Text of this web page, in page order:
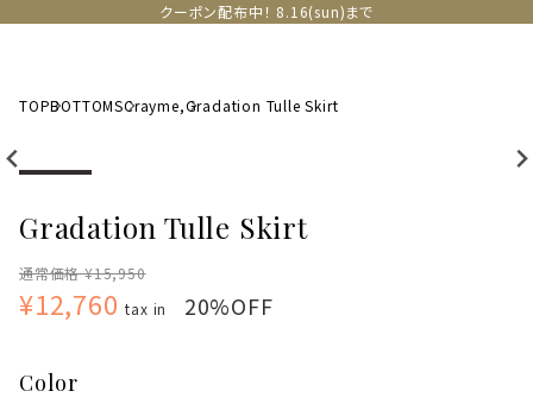
クーポン配布中！ 8.16(sun)まで
TOPBOTTOMSCrayme,Gradation Tulle Skirt
Gradation Tulle Skirt
通常価格 ¥15,950
¥12,760tax in 20%OFF
Color